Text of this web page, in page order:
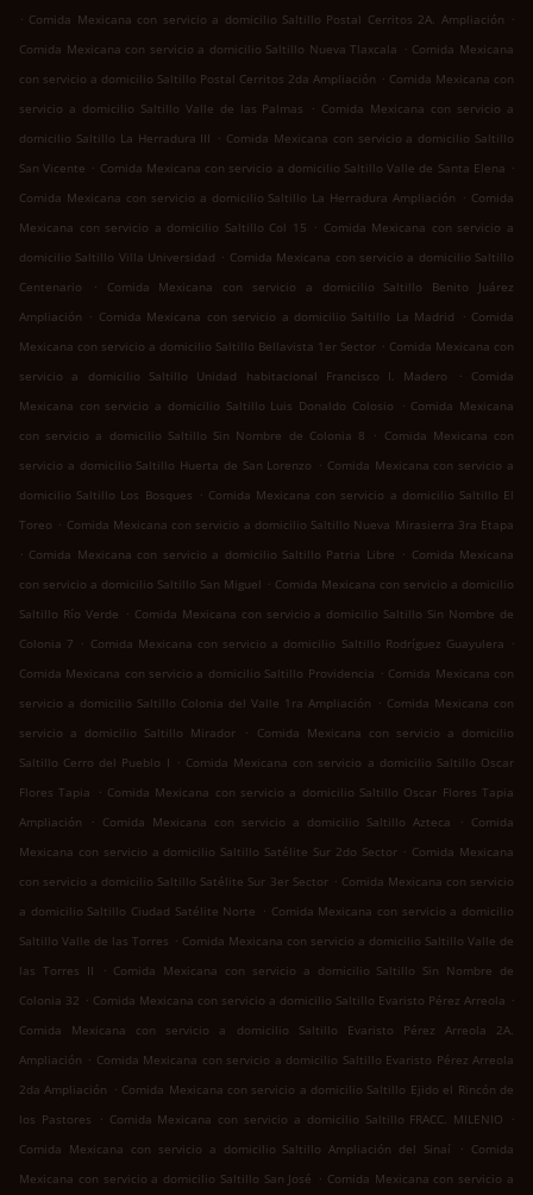
. Comida Mexicana con servicio a domicilio Saltillo Postal Cerritos 2A. Ampliación .
Comida Mexicana con servicio a domicilio Saltillo Nueva Tlaxcala . Comida Mexicana
con servicio a domicilio Saltillo Postal Cerritos 2da Ampliación . Comida Mexicana con
servicio a domicilio Saltillo Valle de las Palmas
. Comida Mexicana con servicio a
domicilio Saltillo La Herradura III . Comida Mexicana con servicio a domicilio Saltillo
San Vicente . Comida Mexicana con servicio a domicilio Saltillo Valle de Santa Elena .
Comida Mexicana con servicio a domicilio Saltillo La Herradura Ampliación . Comida
Mexicana con servicio a domicilio Saltillo Col 15 . Comida Mexicana con servicio a
domicilio Saltillo Villa Universidad . Comida Mexicana con servicio a domicilio Saltillo
Centenario
.
Comida Mexicana con servicio a domicilio Saltillo Benito Juárez
Ampliación . Comida Mexicana con servicio a domicilio Saltillo La Madrid . Comida
Mexicana con servicio a domicilio Saltillo Bellavista 1er Sector . Comida Mexicana con
servicio a domicilio Saltillo Unidad habitacional Francisco I. Madero
.
Comida
Mexicana con servicio a domicilio Saltillo Luis Donaldo Colosio
. Comida Mexicana
con servicio a domicilio Saltillo Sin Nombre de Colonia 8
. Comida Mexicana con
servicio a domicilio Saltillo Huerta de San Lorenzo . Comida Mexicana con servicio a
domicilio Saltillo Los Bosques . Comida Mexicana con servicio a domicilio Saltillo El
Toreo . Comida Mexicana con servicio a domicilio Saltillo Nueva Mirasierra 3ra Etapa
. Comida Mexicana con servicio a domicilio Saltillo Patria Libre . Comida Mexicana
con servicio a domicilio Saltillo San Miguel . Comida Mexicana con servicio a domicilio
Saltillo Río Verde . Comida Mexicana con servicio a domicilio Saltillo Sin Nombre de
Colonia 7 . Comida Mexicana con servicio a domicilio Saltillo Rodríguez Guayulera .
Comida Mexicana con servicio a domicilio Saltillo Providencia . Comida Mexicana con
servicio a domicilio Saltillo Colonia del Valle 1ra Ampliación . Comida Mexicana con
servicio a domicilio Saltillo Mirador
.
Comida Mexicana con servicio a domicilio
Saltillo Cerro del Pueblo I . Comida Mexicana con servicio a domicilio Saltillo Oscar
Flores Tapia
. Comida Mexicana con servicio a domicilio Saltillo Oscar Flores Tapia
Ampliación
. Comida Mexicana con servicio a domicilio Saltillo Azteca . Comida
Mexicana con servicio a domicilio Saltillo Satélite Sur 2do Sector . Comida Mexicana
con servicio a domicilio Saltillo Satélite Sur 3er Sector . Comida Mexicana con servicio
a domicilio Saltillo Ciudad Satélite Norte . Comida Mexicana con servicio a domicilio
Saltillo Valle de las Torres . Comida Mexicana con servicio a domicilio Saltillo Valle de
las Torres II
. Comida Mexicana con servicio a domicilio Saltillo Sin Nombre de
Colonia 32 . Comida Mexicana con servicio a domicilio Saltillo Evaristo Pérez Arreola .
Comida Mexicana con servicio a domicilio Saltillo Evaristo Pérez Arreola 2A.
Ampliación . Comida Mexicana con servicio a domicilio Saltillo Evaristo Pérez Arreola
2da Ampliación . Comida Mexicana con servicio a domicilio Saltillo Ejido el Rincón de
los Pastores
. Comida Mexicana con servicio a domicilio Saltillo FRACC. MILENIO
.
Comida Mexicana con servicio a domicilio Saltillo Ampliación del Sinaí
. Comida
Mexicana con servicio a domicilio Saltillo San José . Comida Mexicana con servicio a